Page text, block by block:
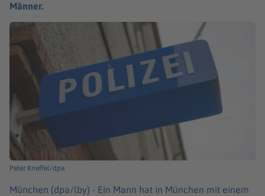
Männer.
Peter Kneffel/dpa
München (dpa/lby) - Ein Mann hat in München mit einem